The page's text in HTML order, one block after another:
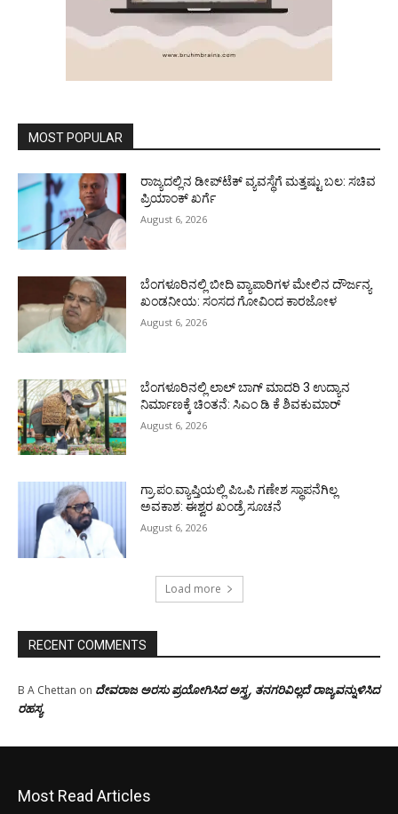
MOST POPULAR
ರಾಜ್ಯದಲ್ಲಿನ ಡೀಪ್‌ಟೆಕ್‌ ವ್ಯವಸ್ಥೆಗೆ ಮತ್ತಷ್ಟು ಬಲ: ಸಚಿವ
ಪ್ರಿಯಾಂಕ್ ಖರ್ಗೆ
August 6, 2026
ಬೆಂಗಳೂರಿನಲ್ಲಿ ಬೀದಿ ವ್ಯಾಪಾರಿಗಳ ಮೇಲಿನ ದೌರ್ಜನ್ಯ
ಖಂಡನೀಯ: ಸಂಸದ ಗೋವಿಂದ ಕಾರಜೋಳ
August 6, 2026
ಬೆಂಗಳೂರಿನಲ್ಲಿ ಲಾಲ್ ಬಾಗ್ ಮಾದರಿ 3 ಉದ್ಯಾನ
ನಿರ್ಮಾಣಕ್ಕೆ ಚಿಂತನೆ: ಸಿಎಂ ಡಿ ಕೆ ಶಿವಕುಮಾರ್
August 6, 2026
ಗ್ರಾ.ಪಂ.ವ್ಯಾಪ್ತಿಯಲ್ಲಿ ಪಿಒಪಿ ಗಣೇಶ ಸ್ಥಾಪನೆಗಿಲ್ಲ
ಅವಕಾಶ: ಈಶ್ವರ ಖಂಡ್ರೆ ಸೂಚನೆ
August 6, 2026
Load more
RECENT COMMENTS
B A Chettan on ದೇವರಾಜ ಅರಸು ಪ್ರಯೋಗಿಸಿದ ಅಸ್ತ್ರ, ತನಗರಿವಿಲ್ಲದೆ ರಾಜ್ಯವನ್ನುಳಿಸಿದ
ರಹಸ್ಯ
Most Read Articles